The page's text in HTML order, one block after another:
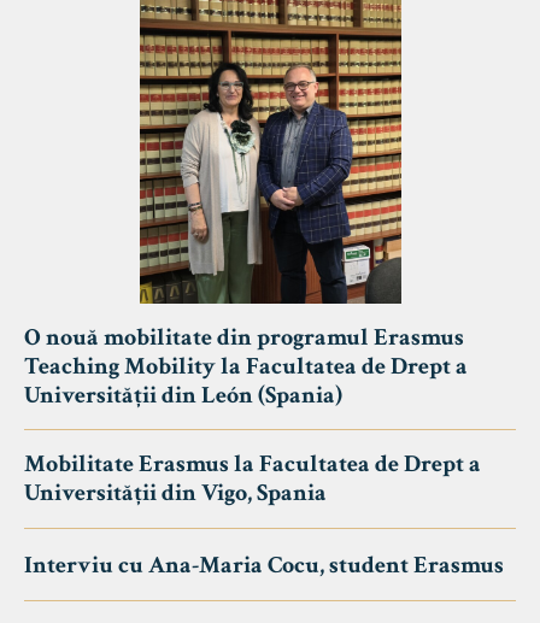
O nouă mobilitate din programul Erasmus
Teaching Mobility la Facultatea de Drept a
Universității din León (Spania)
Mobilitate Erasmus la Facultatea de Drept a
Universității din Vigo, Spania
Interviu cu Ana-Maria Cocu, student Erasmus